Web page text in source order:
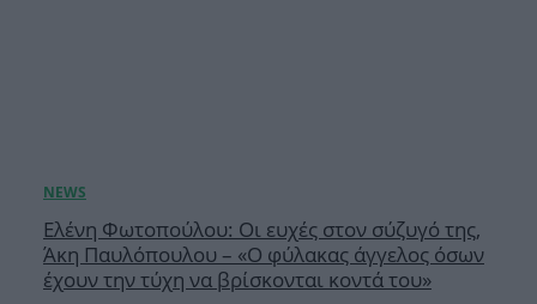
Ελένη Φωτοπούλου: Οι ευχές στον σύζυγό της,
Άκη Παυλόπουλου – «Ο φύλακας άγγελος όσων
έχουν την τύχη να βρίσκονται κοντά του»